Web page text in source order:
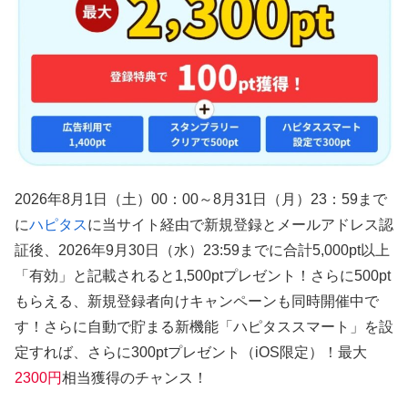
2026年8月1日（土）00：00～8月31日（月）23：59まで
にハピタスに当サイト経由で新規登録とメールアドレス認
証後、2026年9月30日（水）23:59までに合計5,000pt以上
「有効」と記載されると1,500ptプレゼント！さらに500pt
もらえる、新規登録者向けキャンペーンも同時開催中で
す！さらに自動で貯まる新機能「ハピタススマート」を設
定すれば、さらに300ptプレゼント（iOS限定）！最大
2300円相当獲得のチャンス！